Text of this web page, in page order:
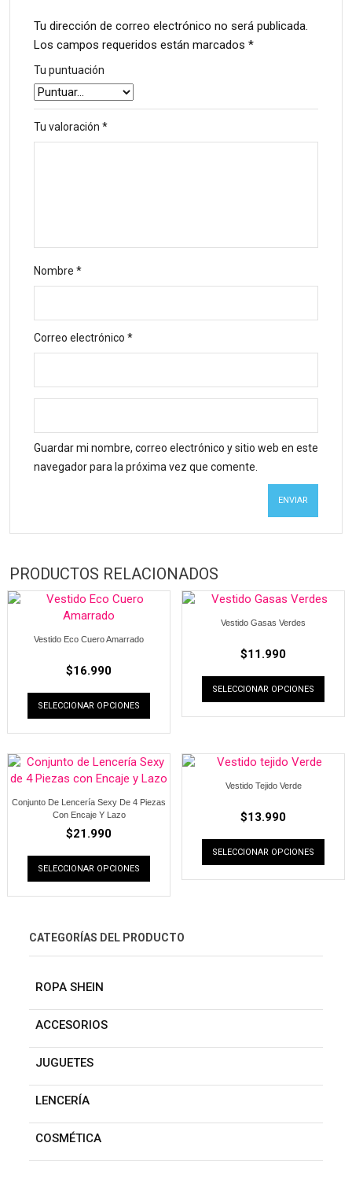
Tu dirección de correo electrónico no será publicada.
Los campos requeridos están marcados *
Tu puntuación
Tu valoración *
Nombre *
Correo electrónico *
Guardar mi nombre, correo electrónico y sitio web en este
navegador para la próxima vez que comente.
PRODUCTOS RELACIONADOS
Vestido Eco Cuero Amarrado
$16.990
SELECCIONAR OPCIONES
Vestido Gasas Verdes
$11.990
SELECCIONAR OPCIONES
Conjunto De Lencería Sexy De 4 Piezas
Con Encaje Y Lazo
$21.990
SELECCIONAR OPCIONES
Vestido Tejido Verde
$13.990
SELECCIONAR OPCIONES
CATEGORÍAS DEL PRODUCTO
ROPA SHEIN
ACCESORIOS
JUGUETES
LENCERÍA
COSMÉTICA